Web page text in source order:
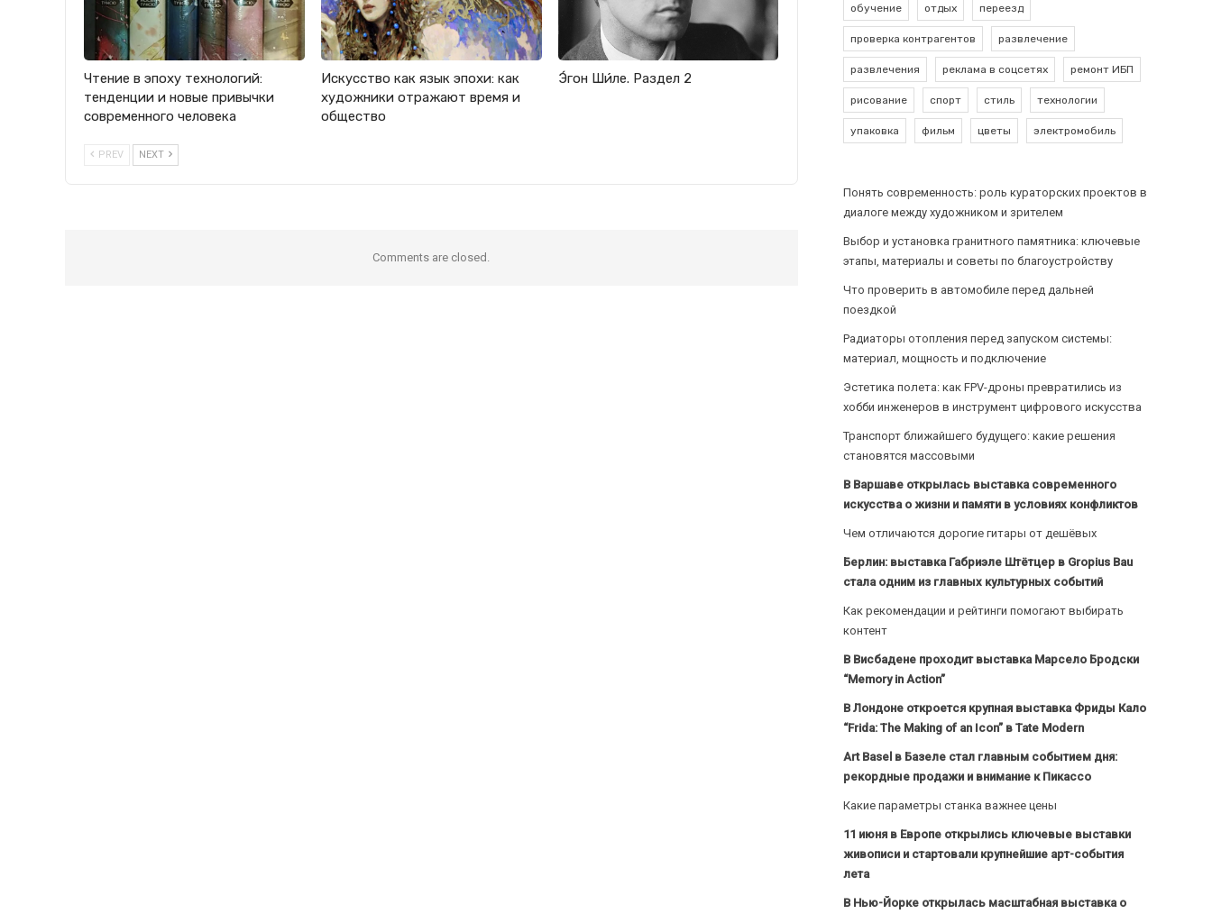
Чтение в эпоху технологий:
тенденции и новые привычки
современного человека
Искусство как язык эпохи: как
художники отражают время и
общество
Э́гон Ши́ле. Раздел 2
PREV NEXT
Comments are closed.
обучение отдых переезд
проверка контрагентов развлечение
развлечения реклама в соцсетях ремонт ИБП
рисование спорт стиль технологии
упаковка фильм цветы электромобиль
Понять современность: роль кураторских проектов в
диалоге между художником и зрителем
Выбор и установка гранитного памятника: ключевые
этапы, материалы и советы по благоустройству
Что проверить в автомобиле перед дальней
поездкой
Радиаторы отопления перед запуском системы:
материал, мощность и подключение
Эстетика полета: как FPV-дроны превратились из
хобби инженеров в инструмент цифрового искусства
Транспорт ближайшего будущего: какие решения
становятся массовыми
В Варшаве открылась выставка современного
искусства о жизни и памяти в условиях конфликтов
Чем отличаются дорогие гитары от дешёвых
Берлин: выставка Габриэле Штётцер в Gropius Bau
стала одним из главных культурных событий
Как рекомендации и рейтинги помогают выбирать
контент
В Висбадене проходит выставка Марсело Бродски
“Memory in Action”
В Лондоне откроется крупная выставка Фриды Кало
“Frida: The Making of an Icon” в Tate Modern
Art Basel в Базеле стал главным событием дня:
рекордные продажи и внимание к Пикассо
Какие параметры станка важнее цены
11 июня в Европе открылись ключевые выставки
живописи и стартовали крупнейшие арт-события
лета
В Нью-Йорке открылась масштабная выставка о